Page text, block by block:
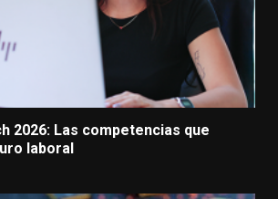
2026: Las competencias que
laboral